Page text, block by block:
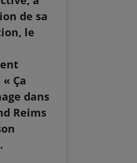
de sa
le
Ça
dans
Reims